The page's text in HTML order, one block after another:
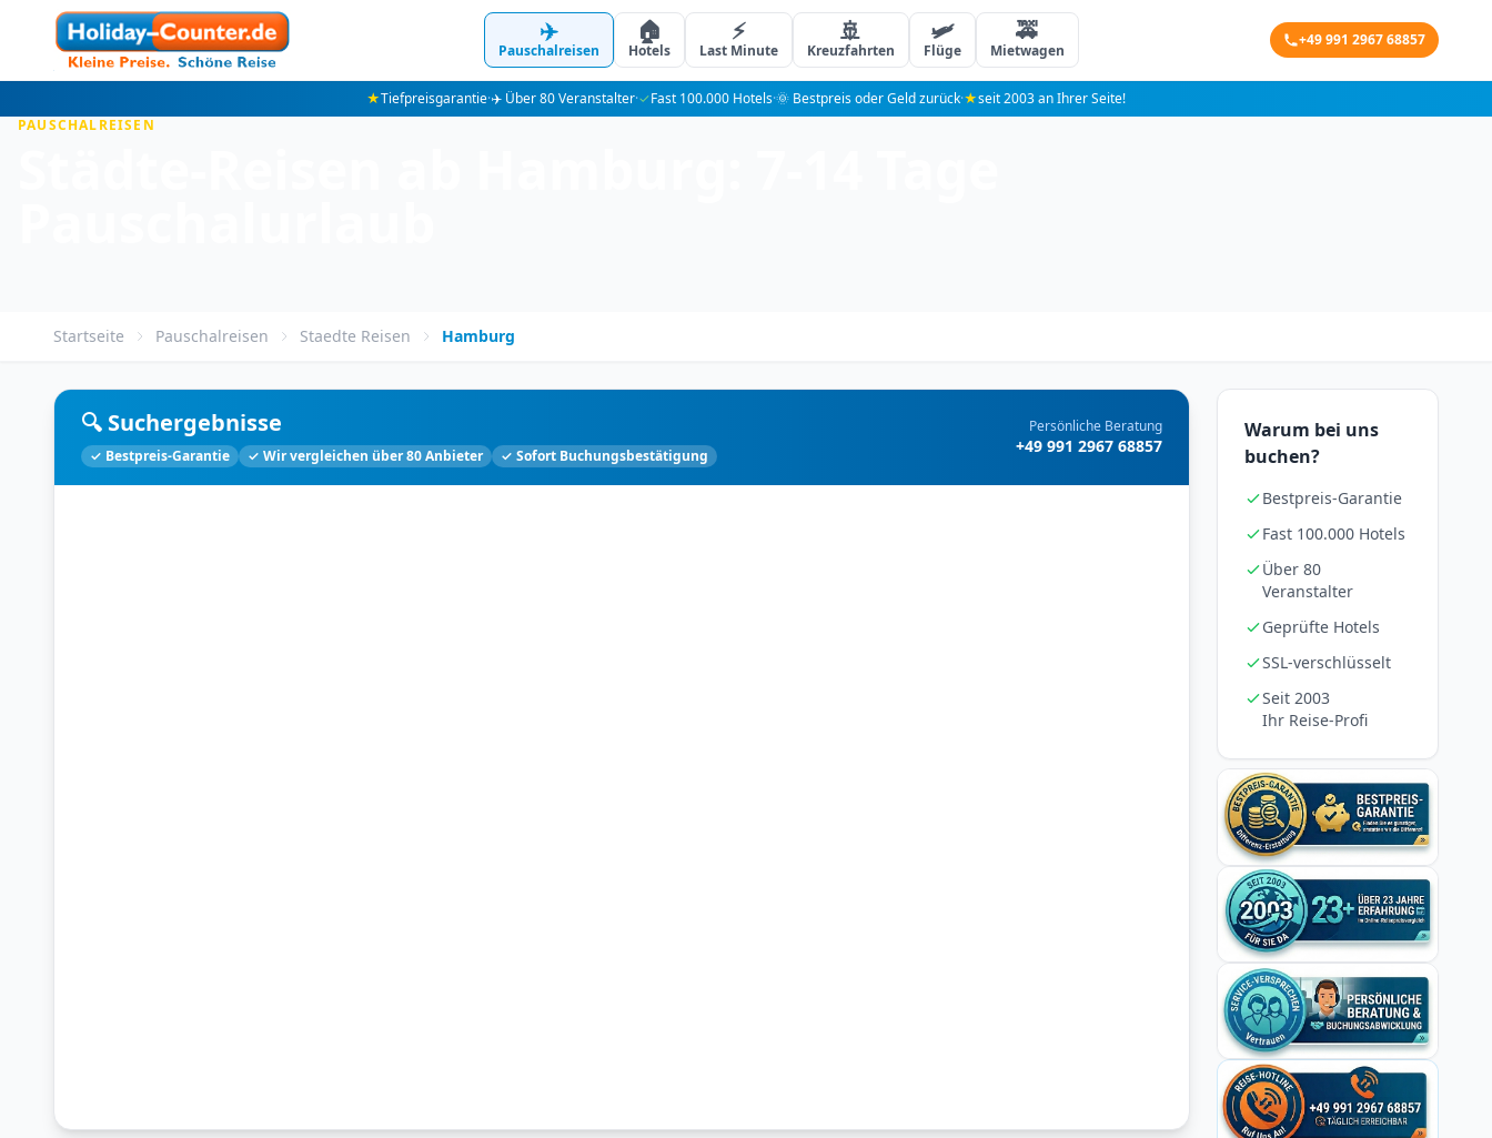
✈️
Pauschalreisen
🏠
Hotels
⚡
Last Minute
🚢
Kreuzfahrten
🛩️
Flüge
🚕
Mietwagen
+49 991 2967 68857
★Tiefpreisgarantie·✈️ Über 80 Veranstalter·✓Fast 100.000 Hotels·🌞 Bestpreis oder Geld zurück·★seit 2003 an Ihrer Seite!
PAUSCHALREISEN
Startseite Pauschalreisen Staedte Reisen Hamburg
🔍 Suchergebnisse
✓ Bestpreis-Garantie ✓ Wir vergleichen über 80 Anbieter ✓ Sofort Buchungsbestätigung
Persönliche Beratung
+49 991 2967 68857
Warum bei uns
buchen?
Bestpreis-Garantie
Fast 100.000 Hotels
Über 80
Veranstalter
Geprüfte Hotels
SSL-verschlüsselt
Seit 2003
Ihr Reise-Profi